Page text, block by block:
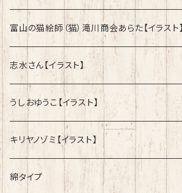
富山の猫絵師（猫）滝川商会あらた【イラスト】
志水さん【イラスト】
うしおゆうこ【イラスト】
キリヤノゾミ【イラスト】
綿タイプ